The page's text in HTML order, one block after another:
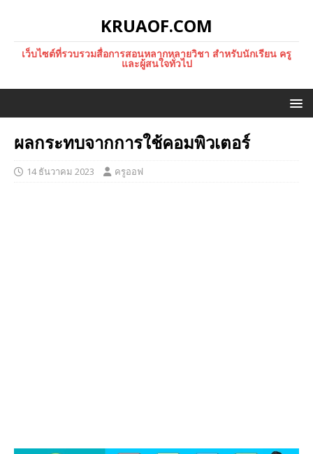
KRUAOF.COM
เว็บไซต์ที่รวบรวมสื่อการสอนหลากหลายวิชา สำหรับนักเรียน ครู
และผู้สนใจทั่วไป
ผลกระทบจากการใช้คอมพิวเตอร์
14 ธันวาคม 2023 ครูออฟ